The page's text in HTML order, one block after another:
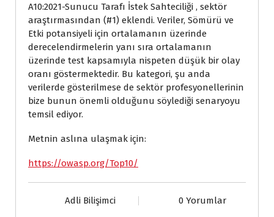
A10:2021-Sunucu Tarafı İstek Sahteciliği , sektör
araştırmasından (#1) eklendi. Veriler, Sömürü ve
Etki potansiyeli için ortalamanın üzerinde
derecelendirmelerin yanı sıra ortalamanın
üzerinde test kapsamıyla nispeten düşük bir olay
oranı göstermektedir. Bu kategori, şu anda
verilerde gösterilmese de sektör profesyonellerinin
bize bunun önemli olduğunu söylediği senaryoyu
temsil ediyor.
Metnin aslına ulaşmak için:
https://owasp.org/Top10/
Adli Bilişimci 0 Yorumlar